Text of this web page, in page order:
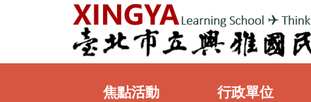
焦點活動 行政單位